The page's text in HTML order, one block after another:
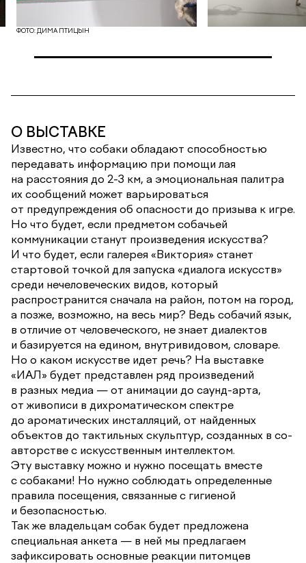
ФОТО: ДИМА ПТИЦЫН
О ВЫСТАВКЕ
Известно, что собаки обладают способностью
передавать информацию при помощи лая
на расстояния до 2-3 км, а эмоциональная палитра
их сообщений может варьироваться
от предупреждения об опасности до призыва к игре.
Но что будет, если предметом собачьей
коммуникации станут произведения искусства?
И что будет, если галерея «Виктория» станет
стартовой точкой для запуска «диалога искусств»
среди нечеловеческих видов, который
распространится сначала на район, потом на город,
а позже, возможно, на весь мир? Ведь собачий язык,
в отличие от человеческого, не знает диалектов
и базируется на едином, внутривидовом, словаре.
Но о каком искусстве идет речь? На выставке
«ИАЛ» будет представлен ряд произведений
в разных медиа — от анимации до саунд-арта,
от живописи в дихроматическом спектре
до ароматических инсталляций, от найденных
объектов до тактильных скульптур, созданных в со-
авторстве с искусственным интеллектом.
Эту выставку можно и нужно посещать вместе
с собаками! Но нужно соблюдать определенные
правила посещения, связанные с гигиеной
и безопасностью.
Так же владельцам собак будет предложена
специальная анкета — в ней мы предлагаем
зафиксировать основные реакции питомцев